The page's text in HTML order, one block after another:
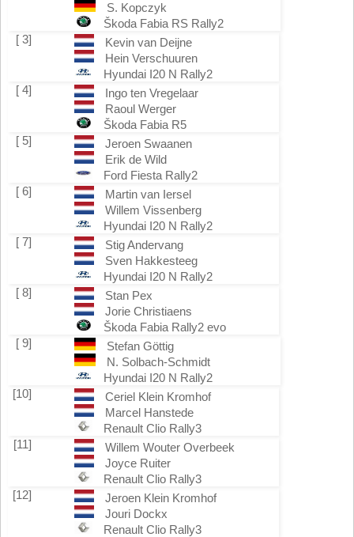
S. Kopczyk
Škoda Fabia RS Rally2
[ 3]
Kevin van Deijne
Hein Verschuuren
Hyundai I20 N Rally2
[ 4]
Ingo ten Vregelaar
Raoul Werger
Škoda Fabia R5
[ 5]
Jeroen Swaanen
Erik de Wild
Ford Fiesta Rally2
[ 6]
Martin van Iersel
Willem Vissenberg
Hyundai I20 N Rally2
[ 7]
Stig Andervang
Sven Hakkesteeg
Hyundai I20 N Rally2
[ 8]
Stan Pex
Jorie Christiaens
Škoda Fabia Rally2 evo
[ 9]
Stefan Göttig
N. Solbach-Schmidt
Hyundai I20 N Rally2
[10]
Ceriel Klein Kromhof
Marcel Hanstede
Renault Clio Rally3
[11]
Willem Wouter Overbeek
Joyce Ruiter
Renault Clio Rally3
[12]
Jeroen Klein Kromhof
Jouri Dockx
Renault Clio Rally3